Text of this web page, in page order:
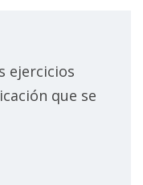
ejercicios
que se